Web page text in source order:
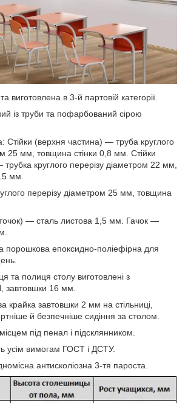
виготовлена в 3-й партовій категорії.
із труби та пофарбований сірою
Стійки (верхня частина) — труба круглого
25 мм, товщина стінки 0,8 мм. Стійки
круглого перерізу діаметром 22 мм,
мм.
перерізу діаметром 25 мм, товщина
— сталь листова 1,5 мм. Гачок —
епоксидно-поліефірна для
та полиця столу виготовлені з
завтовшки 16 мм.
крайка завтовшки 2 мм на стільниці,
й безпечніше сидіння за столом.
під пенал і підсклянником.
усім вимогам ГОСТ і ДСТУ.
антисколіозна 3-тя пароста.